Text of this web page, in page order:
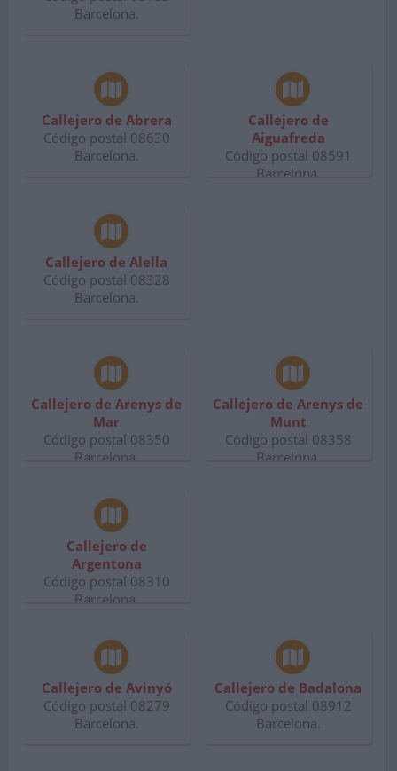
Barcelona.
Callejero de Abrera
Código postal 08630
Barcelona.
Callejero de
Aiguafreda
Código postal 08591
Barcelona.
Callejero de Alella
Código postal 08328
Barcelona.
Callejero de Arenys de
Mar
Código postal 08350
Barcelona.
Callejero de Arenys de
Munt
Código postal 08358
Barcelona.
Callejero de
Argentona
Código postal 08310
Barcelona.
Callejero de Avinyó
Código postal 08279
Barcelona.
Callejero de Badalona
Código postal 08912
Barcelona.